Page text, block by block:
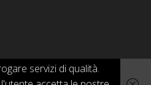
servizi di qualità.